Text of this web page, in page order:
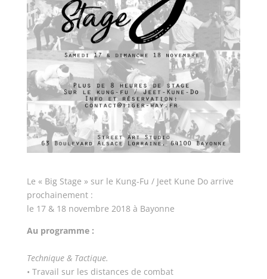
Le « Big Stage » sur le Kung-Fu / Jeet Kune Do arrive
prochainement :
le 17 & 18 novembre 2018 à Bayonne
Au programme :
Technique & Tactique.
• Travail sur les distances de combat